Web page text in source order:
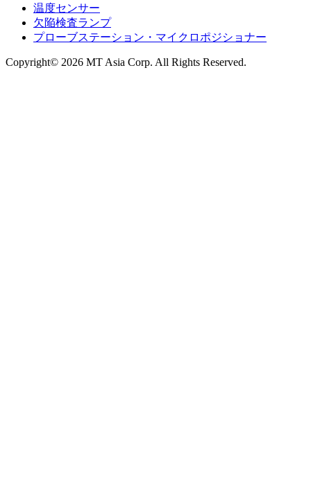
温度センサー
欠陥検査ランプ
プローブステーション・マイクロポジショナー
Copyright© 2026 MT Asia Corp. All Rights Reserved.